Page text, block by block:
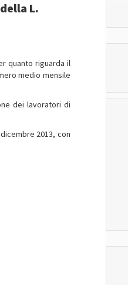
L.
quanto riguarda il
medio mensile
dei lavoratori di
2013, con